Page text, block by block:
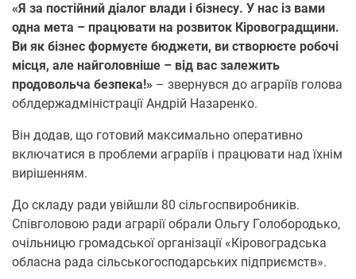
«Я за постійний діалог влади і бізнесу. У нас із вами
одна мета – працювати на розвиток Кіровоградщини.
Ви як бізнес формуєте бюджети, ви створюєте робочі
місця, але найголовніше – від вас залежить
продовольча безпека!» – звернувся до аграріїв голова
облдержадміністрації Андрій Назаренко.
Він додав, що готовий максимально оперативно
включатися в проблеми аграріїв і працювати над їхнім
вирішенням.
До складу ради увійшли 80 сільгоспвиробників.
Співголовою ради аграрії обрали Ольгу Голобородько,
очільницю громадської організації «Кіровоградська
обласна рада сільськогосподарських підприємств».